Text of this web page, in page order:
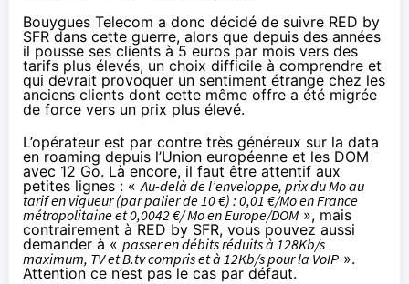
Bouygues Telecom a donc décidé de suivre RED by
SFR dans cette guerre, alors que depuis des années
il pousse ses clients à 5 euros par mois vers des
tarifs plus élevés, un choix difficile à comprendre et
qui devrait provoquer un sentiment étrange chez les
anciens clients dont cette même offre a été migrée
de force vers un prix plus élevé.
L’opérateur est par contre très généreux sur la data
en roaming depuis l’Union européenne et les DOM
avec 12 Go. Là encore, il faut être attentif aux
petites lignes : «Au-delà de l’enveloppe, prix du Mo au
tarif en vigueur (par palier de 10 €) : 0,01 €/Mo en France
métropolitaine et 0,0042 €/ Mo en Europe/DOM», mais
contrairement à RED by SFR, vous pouvez aussi
demander à « passer en débits réduits à 128Kb/s
maximum, TV et B.tv compris et à 12Kb/s pour la VoIP ».
Attention ce n’est pas le cas par défaut.